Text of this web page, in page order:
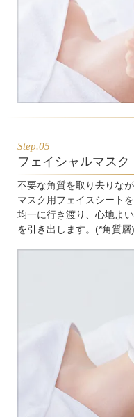
Step.05
フェイシャルマスク
不要な角質を取り去りな
マスク用フェイスシート
均一に行き渡り、心地よ
を引き出します。(*角質層)